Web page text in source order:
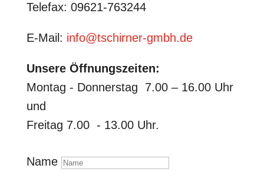
Telefax: 09621-763244
E-Mail: info@tschirner-gmbh.de
Unsere Öffnungszeiten:
Montag - Donnerstag 7.00 – 16.00 Uhr
und
Freitag 7.00 - 13.00 Uhr.
Name